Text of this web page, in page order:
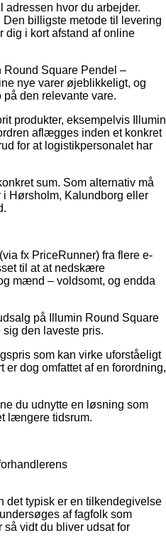
hvor du arbejder.
Den billigste metode til levering
dig i kort afstand af online
Round Square Pendel –
nye varer øjeblikkeligt, og
den relevante vare.
produkter, eksempelvis Illumin
aflægges inden et konkret
for at logistikpersonalet har
sum. Som alternativ må
Hørsholm, Kalundborg eller
fx PriceRunner) fra flere e-
til at at nedskære
mænd – voldsomt, og endda
på Illumin Round Square
den laveste pris.
som kan virke uforståeligt
dog omfattet af en forordning,
du udnytte en løsning som
længere tidsrum.
det typisk er en tilkendegivelse
af fagfolk som
så vidt du bliver udsat for